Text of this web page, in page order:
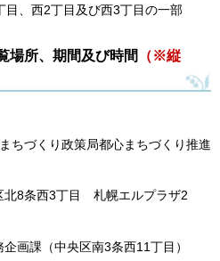
西2丁目及び西3丁目の一部
場所、期間及び時間
（※縦
くり政策局都心まちづくり推進
条西3丁目 札幌エルプラザ2
課（中央区南3条西11丁目）